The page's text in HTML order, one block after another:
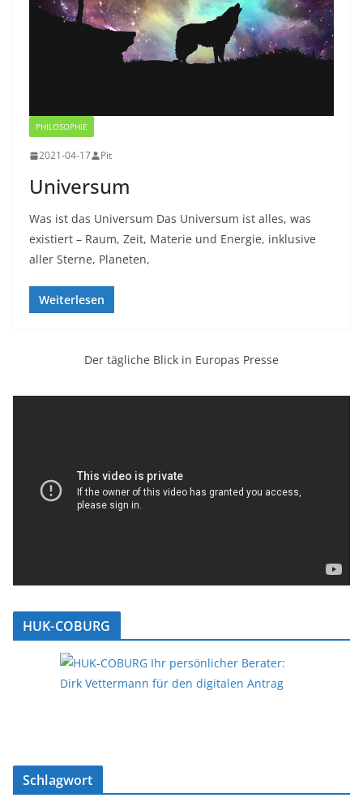
PHILOSOPHIE
2021-04-17 Pit
Universum
Was ist das Universum Das Universum ist alles, was
existiert – Raum, Zeit, Materie und Energie, inklusive
aller Sterne, Planeten,
Weiterlesen
Der tägliche Blick in Europas Presse
HUK-COBURG
Schlagwort